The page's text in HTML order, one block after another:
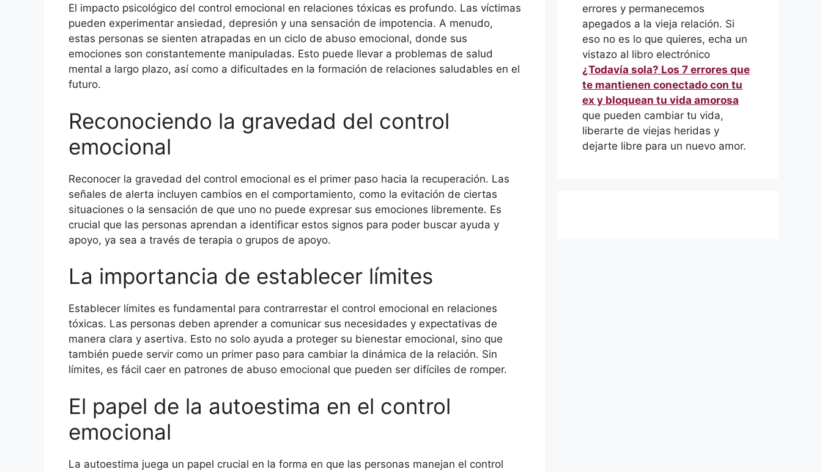
El impacto psicológico del control emocional en relaciones tóxicas es profundo. Las víctimas
pueden experimentar ansiedad, depresión y una sensación de impotencia. A menudo,
estas personas se sienten atrapadas en un ciclo de abuso emocional, donde sus
emociones son constantemente manipuladas. Esto puede llevar a problemas de salud
mental a largo plazo, así como a dificultades en la formación de relaciones saludables en el
futuro.
Reconociendo la gravedad del control
emocional
Reconocer la gravedad del control emocional es el primer paso hacia la recuperación. Las
señales de alerta incluyen cambios en el comportamiento, como la evitación de ciertas
situaciones o la sensación de que uno no puede expresar sus emociones libremente. Es
crucial que las personas aprendan a identificar estos signos para poder buscar ayuda y
apoyo, ya sea a través de terapia o grupos de apoyo.
La importancia de establecer límites
Establecer límites es fundamental para contrarrestar el control emocional en relaciones
tóxicas. Las personas deben aprender a comunicar sus necesidades y expectativas de
manera clara y asertiva. Esto no solo ayuda a proteger su bienestar emocional, sino que
también puede servir como un primer paso para cambiar la dinámica de la relación. Sin
límites, es fácil caer en patrones de abuso emocional que pueden ser difíciles de romper.
El papel de la autoestima en el control
emocional
La autoestima juega un papel crucial en la forma en que las personas manejan el control
errores y permanecemos
apegados a la vieja relación. Si
eso no es lo que quieres, echa un
vistazo al libro electrónico
¿Todavía sola? Los 7 errores que
te mantienen conectado con tu
ex y bloquean tu vida amorosa
que pueden cambiar tu vida,
liberarte de viejas heridas y
dejarte libre para un nuevo amor.